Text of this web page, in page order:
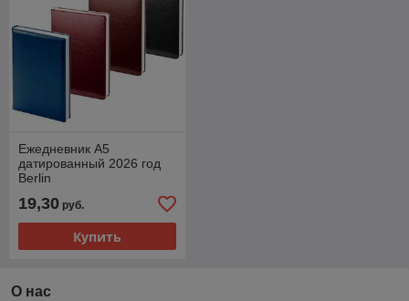
Ежедневник А5
датированный 2026 год
Berlin
19,30 руб.
Купить
О нас